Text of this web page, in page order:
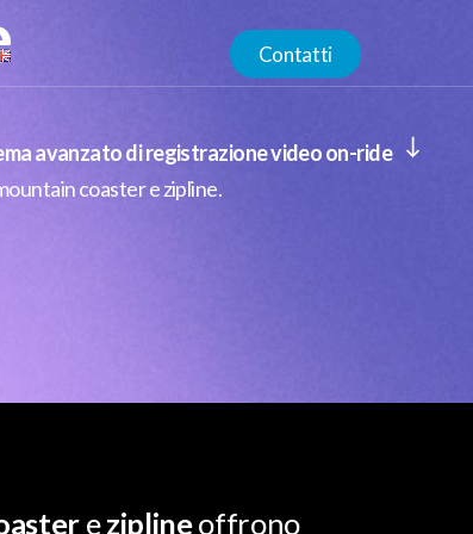
Contatti
avanzato di registrazione video on-ride
coaster e zipline.
Navigate to the next section
eziplineoffrono